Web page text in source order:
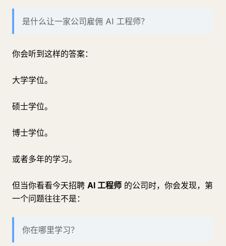
是什么让一家公司雇佣 AI 工程师？
你会听到这样的答案：
大学学位。
硕士学位。
博士学位。
或者多年的学习。
但当你看看今天招聘 AI 工程师 的公司时，你会发现，第
一个问题往往不是：
你在哪里学习？